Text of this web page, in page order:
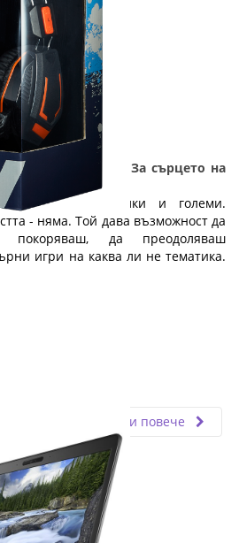
и аксесоари - За сърцето на
спорт за малки и големи.
- няма. Той дава възможност да
да преодоляваш
игри на каква ли не тематика.
Прочети повече